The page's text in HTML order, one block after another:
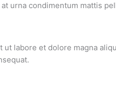
urna condimentum mattis
labore et dolore magna